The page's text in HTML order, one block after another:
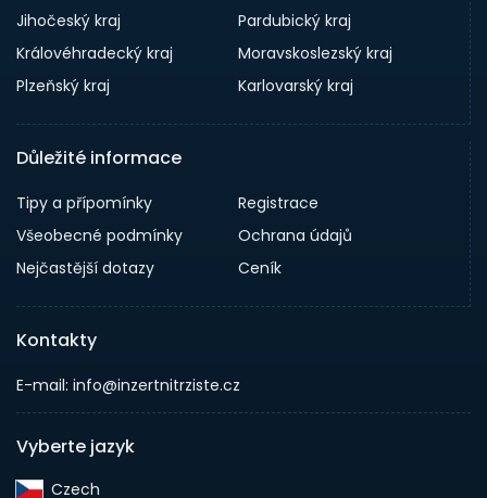
Jihočeský kraj
Pardubický kraj
Královéhradecký kraj
Moravskoslezský kraj
Plzeňský kraj
Karlovarský kraj
Důležité informace
Tipy a přípomínky
Registrace
Všeobecné podmínky
Ochrana údajů
Nejčastější dotazy
Ceník
Kontakty
E-mail: info@inzertnitrziste.cz
Vyberte jazyk
Czech‎